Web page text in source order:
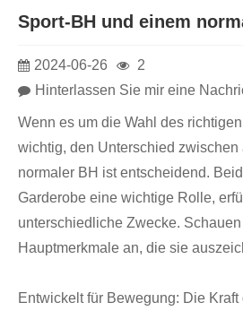
Sport-BH und einem
2024-06-26
2
Hinterlassen Sie mir eine
Wenn es um die Wahl des
wichtig, den Unterschied zwischen
normaler BH ist entscheidend.
Garderobe eine wichtige Rolle,
unterschiedliche Zwecke.
Hauptmerkmale an, die sie
Entwickelt für Bewegung: Die